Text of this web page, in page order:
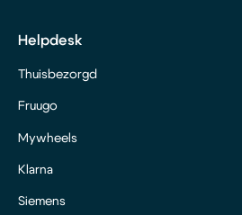
Helpdesk
Thuisbezorgd
Fruugo
Mywheels
Klarna
Siemens